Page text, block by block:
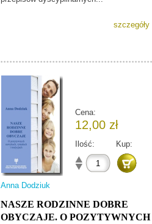
szczegóły
Cena:
12,00 zł
Ilość: Kup:
Anna Dodziuk
NASZE RODZINNE DOBRE
OBYCZAJE. O POZYTYWNYCH